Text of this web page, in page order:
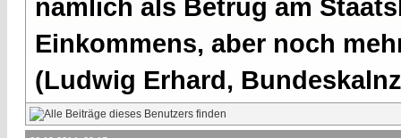
nämlich als Betrug am
Einkommens, aber noch
(Ludwig Erhard,